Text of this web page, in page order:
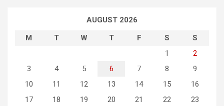
AUGUST 2026
M
T W T F S
S
1
2
3
4 5 6 7 8
9
10
11 12 13 14 15
16
17
18 19 20 21 22
23